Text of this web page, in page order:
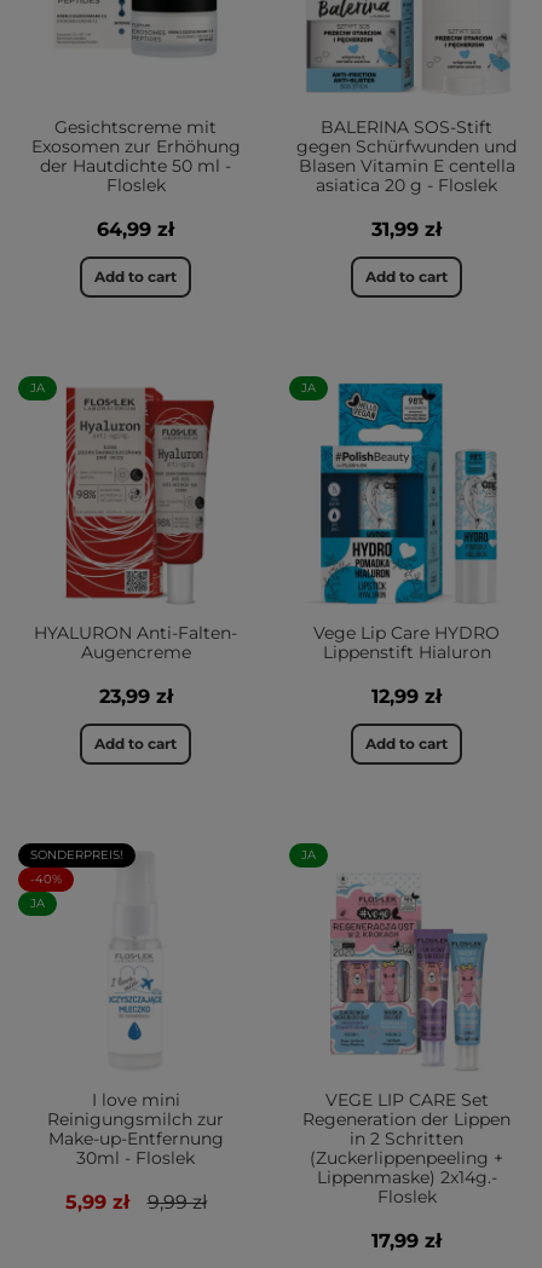
Gesichtscreme mit
Exosomen zur Erhöhung
der Hautdichte 50 ml -
Floslek
64,99 zł
Add to cart
BALERINA SOS-Stift
gegen Schürfwunden und
Blasen Vitamin E centella
asiatica 20 g - Floslek
31,99 zł
Add to cart
JA
HYALURON Anti-Falten-
Augencreme
23,99 zł
Add to cart
JA
Vege Lip Care HYDRO
Lippenstift Hialuron
12,99 zł
Add to cart
SONDERPREIS!
-40%
JA
I love mini
Reinigungsmilch zur
Make-up-Entfernung
30ml - Floslek
5,99 zł 9,99 zł
JA
VEGE LIP CARE Set
Regeneration der Lippen
in 2 Schritten
(Zuckerlippenpeeling +
Lippenmaske) 2x14g.-
Floslek
17,99 zł